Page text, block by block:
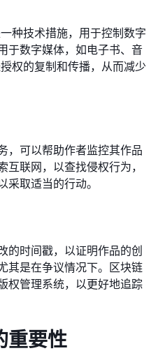
种技术措施，用于控制数字
于数字媒体，如电子书、音
权的复制和传播，从而减少
，可以帮助作者监控其作品
联网，以查找侵权行为，
取适当的行动。
的时间戳，以证明作品的创
其是在争议情况下。区块链
权管理系统，以更好地追踪
重要性